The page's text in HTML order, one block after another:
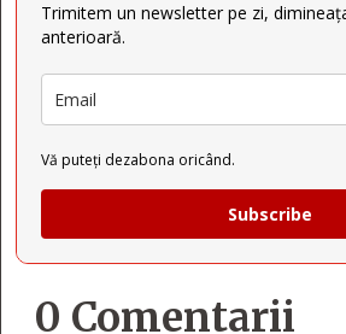
Trimitem un newsletter pe zi,
anterioară.
Vă puteți dezabona oricând.
Subscribe
0 Comentarii